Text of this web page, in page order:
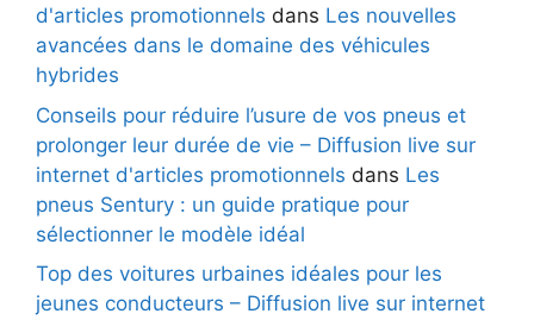
d'articles promotionnels dans Les nouvelles
avancées dans le domaine des véhicules
hybrides
Conseils pour réduire l’usure de vos pneus et
prolonger leur durée de vie – Diffusion live sur
internet d'articles promotionnels dans Les
pneus Sentury : un guide pratique pour
sélectionner le modèle idéal
Top des voitures urbaines idéales pour les
jeunes conducteurs – Diffusion live sur internet